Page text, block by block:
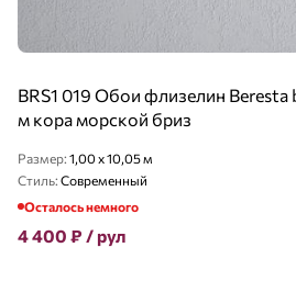
BRS1 019 Обои флизелин Beresta
м кора морской бриз
Размер: 1,00 x 10,05 м
Стиль: Современный
Осталось немного
4 400 ₽ / рул